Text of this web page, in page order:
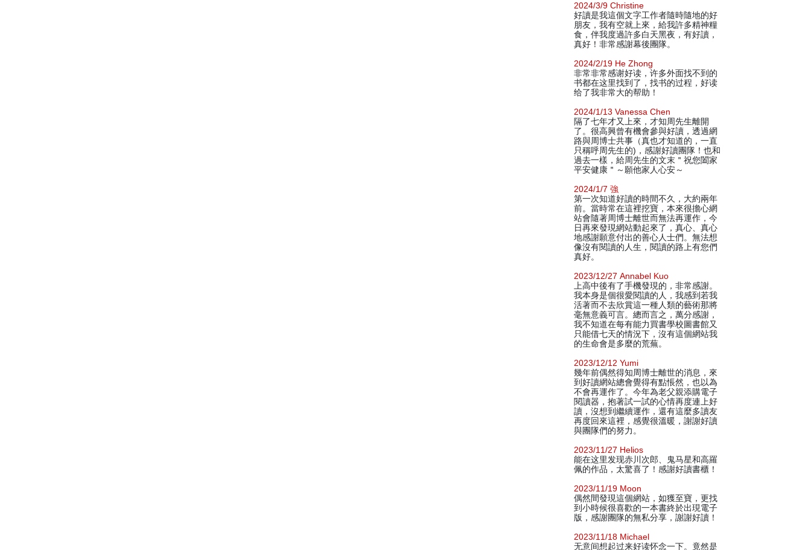
2024/3/9 Christine
好讀是我這個文字工作者隨時隨地的好
朋友，我有空就上來，給我許多精神糧
食，伴我度過許多白天黑夜，有好讀，
真好！非常感謝幕後團隊。
2024/2/19 He Zhong
非常非常感谢好读，许多外面找不到的
书都在这里找到了，找书的过程，好读
给了我非常大的帮助！
2024/1/13 Vanessa Chen
隔了七年才又上來，才知周先生離開
了。很高興曾有機會參與好讀，透過網
路與周博士共事（真也才知道的，一直
只稱呼周先生的)，感謝好讀團隊！也和
過去一樣，給周先生的文末＂祝您闔家
平安健康＂～願他家人心安～
2024/1/7 強
第一次知道好讀的時間不久，大約兩年
前。當時常在這裡挖寶，本來很擔心網
站會隨著周博士離世而無法再運作，今
日再來發現網站動起來了，真心、真心
地感謝願意付出的善心人士們。無法想
像沒有閱讀的人生，閱讀的路上有您們
真好。
2023/12/27 Annabel Kuo
上高中後有了手機發現的，非常感謝。
我本身是個很愛閱讀的人，我感到若我
活著而不去欣賞這一種人類的藝術那將
毫無意義可言。總而言之，萬分感謝，
我不知道在每有能力買書學校圖書館又
只能借七天的情況下，沒有這個網站我
的生命會是多麼的荒蕪。
2023/12/12 Yumi
幾年前偶然得知周博士離世的消息，來
到好讀網站總會覺得有點悵然，也以為
不會再運作了。今年為老父親添購電子
閱讀器，抱著試一試的心情再度連上好
讀，沒想到繼續運作，還有這麼多讀友
再度回來這裡，感覺很溫暖，謝謝好讀
與團隊們的努力。
2023/11/27 Helios
能在这里发现赤川次郎、鬼马星和高羅
佩的作品，太驚喜了！感謝好讀書櫃！
2023/11/19 Moon
偶然間發現這個網站，如獲至寶，更找
到小時候很喜歡的一本書終於出現電子
版，感謝團隊的無私分享，謝謝好讀！
2023/11/18 Michael
无意间想起过来好读怀念一下。竟然是